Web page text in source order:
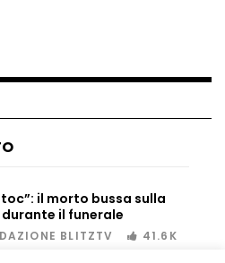
zero: fiumi congelati e navi
a Mosca
sulle montagne per creare
il guidatore vola dal
il morto bussa sulla
il funerale
BLITZTV 41.6K